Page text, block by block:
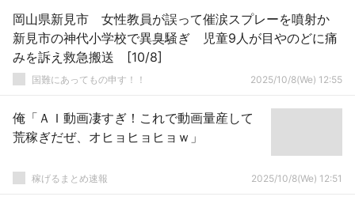
岡山県新見市 女性教員が誤って催涙スプレーを噴射か
新見市の神代小学校で異臭騒ぎ 児童9人が目やのどに痛
みを訴え救急搬送 [10/8]
国難にあってもの申す！！ 2025/10/8(We) 12:55
俺「ＡＩ動画凄すぎ！これで動画量産して
荒稼ぎだぜ、オヒョヒョヒョｗ」
稼げるまとめ速報 2025/10/8(We) 12:51